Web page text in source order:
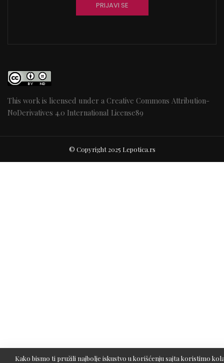
This work is licensed under a Creative Commons Attribution-
NoDerivatives 4.0 International License89
© Copyright 2025 Lepotica.rs
Kako bismo ti pružili najbolje iskustvo u korišćenju sajta koristimo